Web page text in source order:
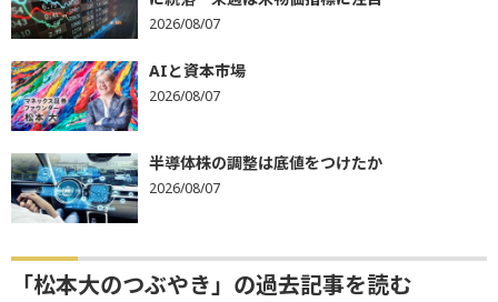
2026/08/07
AIと資本市場
2026/08/07
半導体株の調整は底値をつけたか
2026/08/07
「松本大のつぶやき」の過去記事を読む